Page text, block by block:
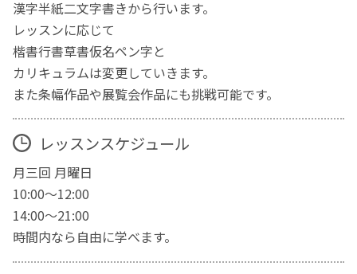
漢字半紙二文字書きから行います。
レッスンに応じて
楷書行書草書仮名ペン字と
カリキュラムは変更していきます。
また条幅作品や展覧会作品にも挑戦可能です。
レッスンスケジュール
月三回 月曜日
10:00〜12:00
14:00〜21:00
時間内なら自由に学べます。